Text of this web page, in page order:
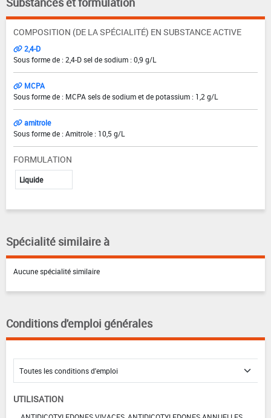
COMPOSITION (DE LA SPÉCIALITÉ) EN SUBSTANCE ACTIVE
2,4-D
Sous forme de : 2,4-D sel de sodium : 0,9 g/L
MCPA
Sous forme de : MCPA sels de sodium et de potassium : 1,2 g/L
amitrole
Sous forme de : Amitrole : 10,5 g/L
FORMULATION
Liquide
Spécialité similaire à
Aucune spécialité similaire
Conditions d'emploi générales
UTILISATION